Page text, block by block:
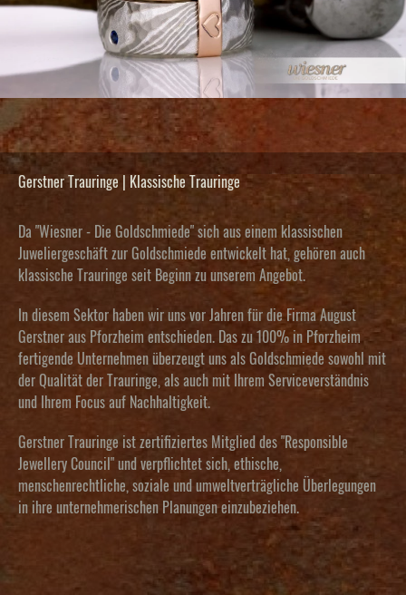
Gerstner Trauringe | Klassische Trauringe
Da "Wiesner - Die Goldschmiede" sich aus einem klassischen
Juweliergeschäft zur Goldschmiede entwickelt hat, gehören auch
klassische Trauringe seit Beginn zu unserem Angebot.
In diesem Sektor haben wir uns vor Jahren für die Firma August
Gerstner aus Pforzheim entschieden. Das zu 100% in Pforzheim
fertigende Unternehmen überzeugt uns als Goldschmiede sowohl mit
der Qualität der Trauringe, als auch mit Ihrem Serviceverständnis
und Ihrem Focus auf Nachhaltigkeit.
Gerstner Trauringe ist zertifiziertes Mitglied des "Responsible
Jewellery Council" und verpflichtet sich, ethische,
menschenrechtliche, soziale und umweltverträgliche Überlegungen
in ihre unternehmerischen Planungen einzubeziehen.